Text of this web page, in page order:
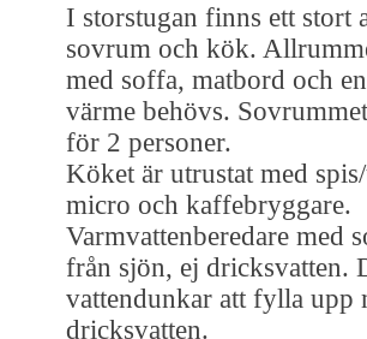
I storstugan finns ett stort
sovrum och kök.
med soffa, matbord och
värme behövs.
för 2 personer.
Köket är utrustat med
micro och kaffebryggare.
Varmvattenberedare med
från sjön, ej dricksvatten.
vattendunkar att fylla upp
dricksvatten.